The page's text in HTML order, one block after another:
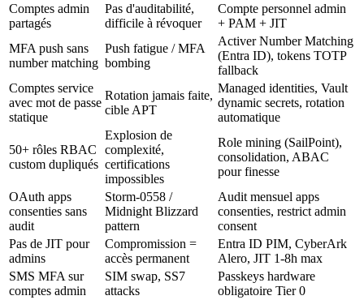
Comptes admin
partagés
Pas d'auditabilité,
difficile à révoquer
Compte personnel admin
+ PAM + JIT
MFA push sans
number matching
Push fatigue / MFA
bombing
Activer Number Matching
(Entra ID), tokens TOTP
fallback
Comptes service
avec mot de passe
statique
Rotation jamais faite,
cible APT
Managed identities, Vault
dynamic secrets, rotation
automatique
50+ rôles RBAC
custom dupliqués
Explosion de
complexité,
certifications
impossibles
Role mining (SailPoint),
consolidation, ABAC
pour finesse
OAuth apps
consenties sans
audit
Storm-0558 /
Midnight Blizzard
pattern
Audit mensuel apps
consenties, restrict admin
consent
Pas de JIT pour
admins
Compromission =
accès permanent
Entra ID PIM, CyberArk
Alero, JIT 1-8h max
SMS MFA sur
comptes admin
SIM swap, SS7
attacks
Passkeys hardware
obligatoire Tier 0